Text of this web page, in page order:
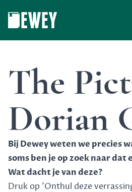
The
Dorian
Bij Dewey weten we precies
soms ben je op zoek naar dat
Wat dacht je van deze?
Druk op 'Onthul deze